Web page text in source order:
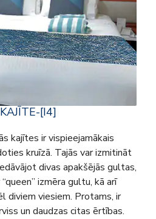
[I4]
kajītes ir vispieejamākais
kruīzā. Tajās var izmitināt
divas apakšējās gultas,
izmēra gultu, kā arī
diviem viesiem. Protams, ir
un daudzas citas ērtības.